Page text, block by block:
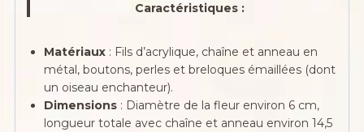
Caractéristiques :
Matériaux : Fils d’acrylique, chaîne et anneau en
métal, boutons, perles et breloques émaillées (dont
un oiseau enchanteur).
Dimensions : Diamètre de la fleur environ 6 cm,
longueur totale avec chaîne et anneau environ 14,5